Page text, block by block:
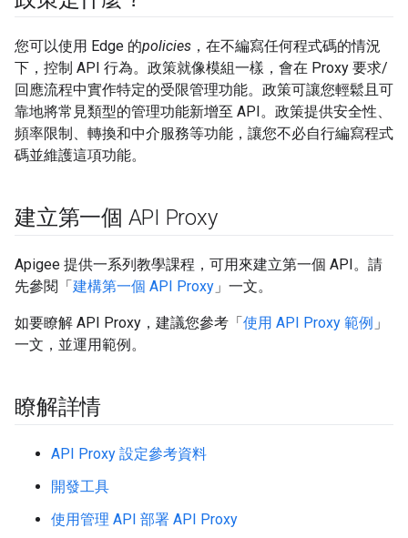
您可以使用 Edge 的policies ，在不編寫任何程式碼的情況
下，控制 API 行為。政策就像模組一樣，會在 Proxy 要求/
回應流程中實作特定的受限管理功能。政策可讓您輕鬆且可
靠地將常見類型的管理功能新增至 API。政策提供安全性、
頻率限制、轉換和中介服務等功能，讓您不必自行編寫程式
碼並維護這項功能。
建立第一個 API Proxy
Apigee 提供一系列教學課程，可用來建立第一個 API。請
先參閱「建構第一個 API Proxy 」一文。
如要瞭解 API Proxy，建議您參考「使用 API Proxy 範例 」
一文，並運用範例。
瞭解詳情
API Proxy 設定參考資料
開發工具
使用管理 API 部署 API Proxy